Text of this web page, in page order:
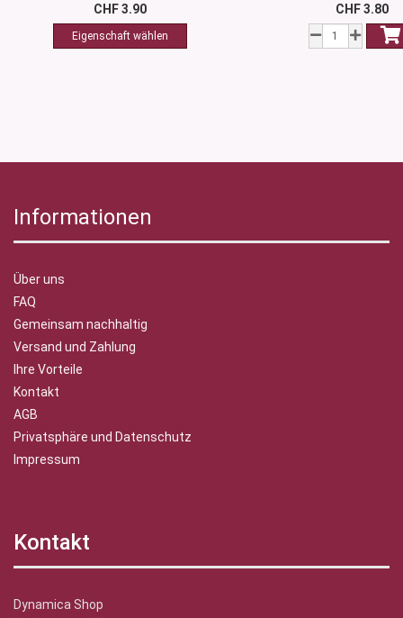
CHF 3.90 CHF 3.80
Informationen
Über uns
FAQ
Gemeinsam nachhaltig
Versand und Zahlung
Ihre Vorteile
Kontakt
AGB
Privatsphäre und Datenschutz
Impressum
Kontakt
Dynamica Shop